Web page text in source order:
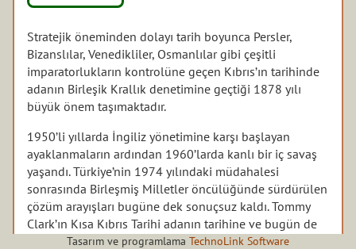
Stratejik öneminden dolayı tarih boyunca Persler,
Bizanslılar, Venedikliler, Osmanlılar gibi çeşitli
imparatorlukların kontrolüne geçen Kıbrıs’ın tarihinde
adanın Birleşik Krallık denetimine geçtiği 1878 yılı
büyük önem taşımaktadır.
1950’li yıllarda İngiliz yönetimine karşı başlayan
ayaklanmaların ardından 1960’larda kanlı bir iç savaş
yaşandı. Türkiye’nin 1974 yılındaki müdahalesi
sonrasında Birleşmiş Milletler öncülüğünde sürdürülen
çözüm arayışları bugüne dek sonuçsuz kaldı. Tommy
Clark’ın Kısa Kıbrıs Tarihi adanın tarihine ve bugün de
devam eden siyasi anlaşmazlıkların kökenine dair eşsiz
Tasarım ve programlama TechnoLink Software